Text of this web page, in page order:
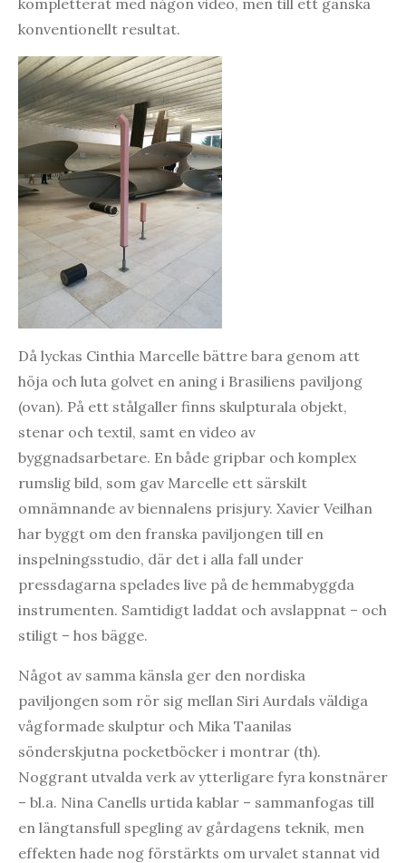
konventionellt resultat.
Då lyckas Cinthia Marcelle bättre bara genom att
höja och luta golvet en aning i Brasiliens paviljong
(ovan). På ett stålgaller finns skulpturala objekt,
stenar och textil, samt en video av
byggnadsarbetare. En både gripbar och komplex
rumslig bild, som gav Marcelle ett särskilt
omnämnande av biennalens prisjury. Xavier Veilhan
har byggt om den franska paviljongen till en
inspelningsstudio, där det i alla fall under
pressdagarna spelades live på de hemmabyggda
instrumenten. Samtidigt laddat och avslappnat – och
stiligt – hos bägge.
Något av samma känsla ger den nordiska
paviljongen som rör sig mellan Siri Aurdals väldiga
vågformade skulptur och Mika Taanilas
sönderskjutna pocketböcker i montrar (th).
Noggrant utvalda verk av ytterligare fyra konstnärer
– bl.a. Nina Canells urtida kablar – sammanfogas till
en längtansfull spegling av gårdagens teknik, men
effekten hade nog förstärkts om urvalet stannat vid